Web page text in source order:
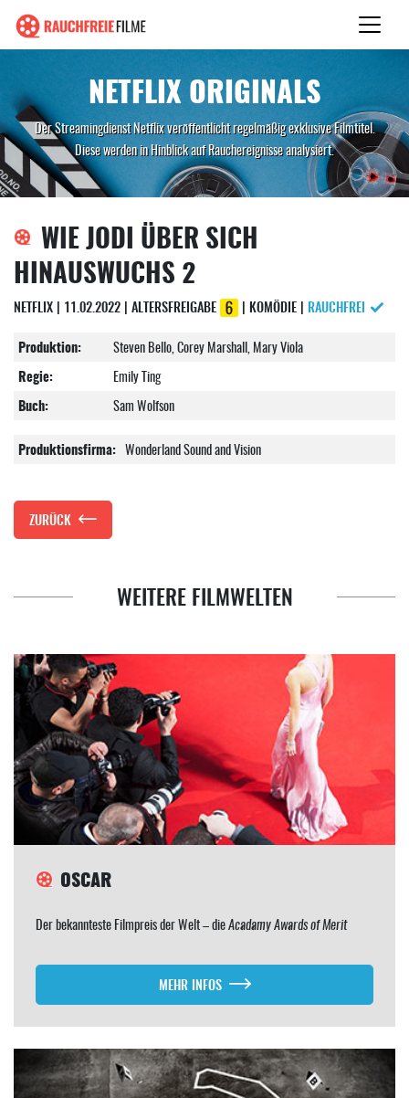
NETFLIX ORIGINALS
Der Streamingdienst Netflix veröffentlicht regelmäßig exklusive Filmtitel.
Diese werden in Hinblick auf Rauchereignisse analysiert.
WIE JODI ÜBER SICH
HINAUSWUCHS 2
NETFLIX | 11.02.2022 | ALTERSFREIGABE | KOMÖDIE | RAUCHFREI
Produktion:
Steven Bello, Corey Marshall, Mary Viola
Regie:
Emily Ting
Buch:
Sam Wolfson
Produktionsfirma: Wonderland Sound and Vision
ZURÜCK
WEITERE FILMWELTEN
OSCAR
Der bekannteste Filmpreis der Welt – dieAcadamy Awards of Merit
MEHR INFOS